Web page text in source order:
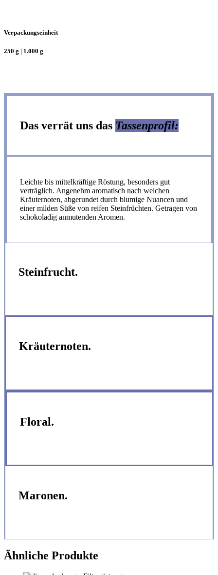
Verpackungseinheit
250 g | 1.000 g
Das verrät uns das Tassenprofil:
Leichte bis mittelkräftige Röstung, besonders gut
verträglich. Angenehm aromatisch nach weichen
Kräuternoten, abgerundet durch blumige Nuancen und
einer milden Süße von reifen Steinfrüchten. Getragen von
schokoladig anmutenden Aromen.
Steinfrucht.
Kräuternoten.
Floral.
Maronen.
Ähnliche Produkte